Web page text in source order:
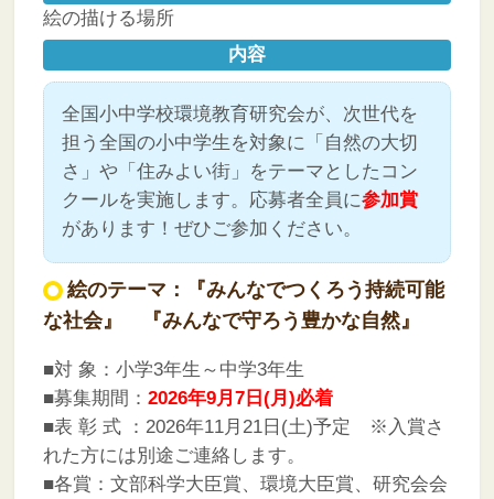
絵の描ける場所
内容
全国小中学校環境教育研究会が、次世代を
担う全国の小中学生を対象に「自然の大切
さ」や「住みよい街」をテーマとしたコン
クールを実施します。応募者全員に参加賞
があります！ぜひご参加ください。
絵のテーマ：『みんなでつくろう持続可能
な社会』 『みんなで守ろう豊かな自然』
■対 象：小学3年生～中学3年生
■募集期間： 2026年9月7日(月)必着
■表 彰 式 ：2026年11月21日(土)予定 ※入賞さ
れた方には別途ご連絡します。
■各賞：文部科学大臣賞、環境大臣賞、研究会会